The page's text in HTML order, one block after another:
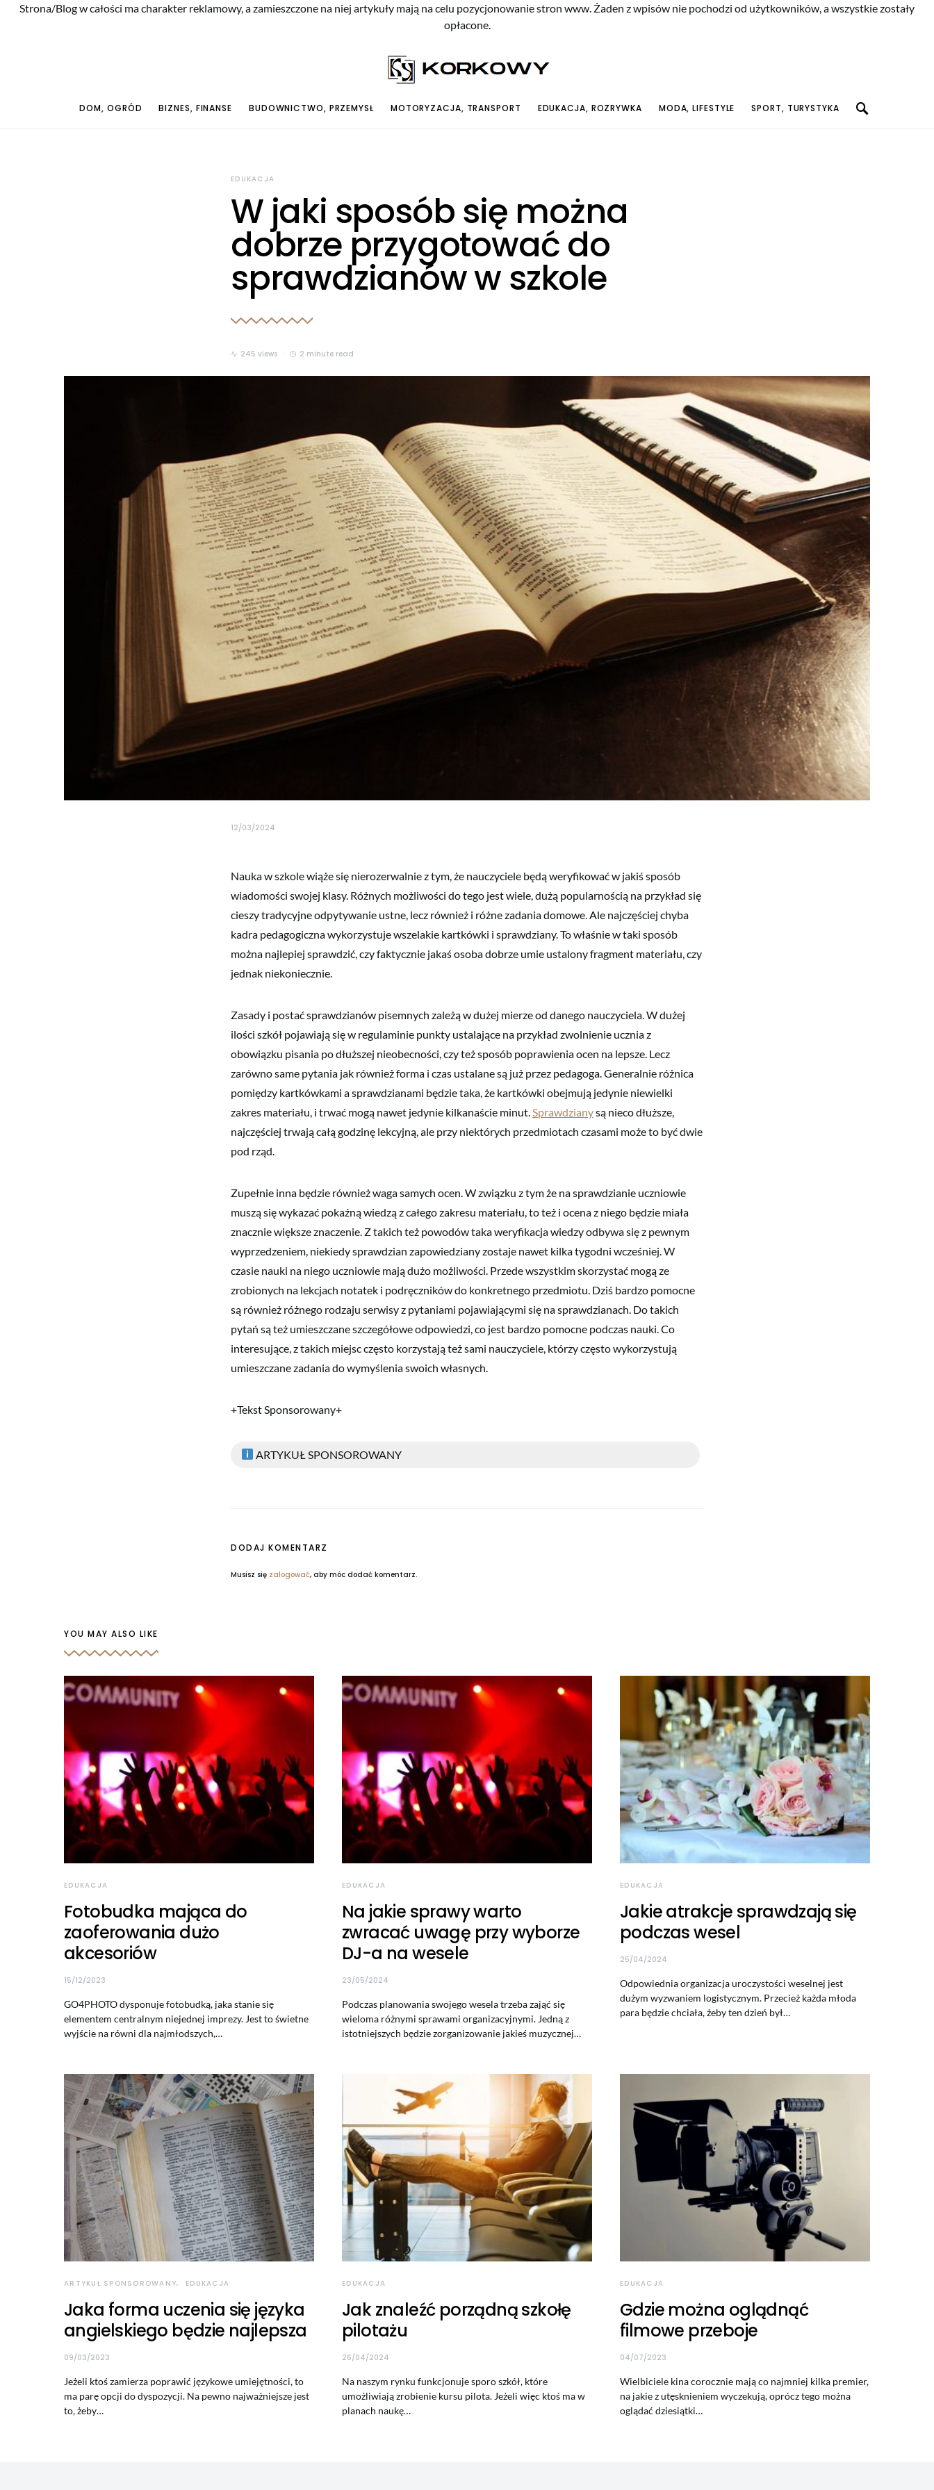
Strona/Blog w całości ma charakter reklamowy, a zamieszczone na niej artykuły mają na celu pozycjonowanie stron www. Żaden z wpisów nie pochodzi od użytkowników, a wszystkie zostały
opłacone.
DOM, OGRÓD BIZNES, FINANSE BUDOWNICTWO, PRZEMYSŁ MOTORYZACJA, TRANSPORT EDUKACJA, ROZRYWKA MODA, LIFESTYLE SPORT, TURYSTYKA
EDUKACJA
W jaki sposób się można
dobrze przygotować do
sprawdzianów w szkole
245 views 2 minute read
12/03/2024
Nauka w szkole wiąże się nierozerwalnie z tym, że nauczyciele będą weryfikować w jakiś sposób
wiadomości swojej klasy. Różnych możliwości do tego jest wiele, dużą popularnością na przykład się
cieszy tradycyjne odpytywanie ustne, lecz również i różne zadania domowe. Ale najczęściej chyba
kadra pedagogiczna wykorzystuje wszelakie kartkówki i sprawdziany. To właśnie w taki sposób
można najlepiej sprawdzić, czy faktycznie jakaś osoba dobrze umie ustalony fragment materiału, czy
jednak niekoniecznie.
Zasady i postać sprawdzianów pisemnych zależą w dużej mierze od danego nauczyciela. W dużej
ilości szkół pojawiają się w regulaminie punkty ustalające na przykład zwolnienie ucznia z
obowiązku pisania po dłuższej nieobecności, czy też sposób poprawienia ocen na lepsze. Lecz
zarówno same pytania jak również forma i czas ustalane są już przez pedagoga. Generalnie różnica
pomiędzy kartkówkami a sprawdzianami będzie taka, że kartkówki obejmują jedynie niewielki
zakres materiału, i trwać mogą nawet jedynie kilkanaście minut. Sprawdzianysą nieco dłuższe,
najczęściej trwają całą godzinę lekcyjną, ale przy niektórych przedmiotach czasami może to być dwie
pod rząd.
Zupełnie inna będzie również waga samych ocen. W związku z tym że na sprawdzianie uczniowie
muszą się wykazać pokaźną wiedzą z całego zakresu materiału, to też i ocena z niego będzie miała
znacznie większe znaczenie. Z takich też powodów taka weryfikacja wiedzy odbywa się z pewnym
wyprzedzeniem, niekiedy sprawdzian zapowiedziany zostaje nawet kilka tygodni wcześniej. W
czasie nauki na niego uczniowie mają dużo możliwości. Przede wszystkim skorzystać mogą ze
zrobionych na lekcjach notatek i podręczników do konkretnego przedmiotu. Dziś bardzo pomocne
są również różnego rodzaju serwisy z pytaniami pojawiającymi się na sprawdzianach. Do takich
pytań są też umieszczane szczegółowe odpowiedzi, co jest bardzo pomocne podczas nauki. Co
interesujące, z takich miejsc często korzystają też sami nauczyciele, którzy często wykorzystują
umieszczane zadania do wymyślenia swoich własnych.
+Tekst Sponsorowany+
ARTYKUŁ SPONSOROWANY
DODAJ KOMENTARZ
Musisz się zalogować, aby móc dodać komentarz.
YOU MAY ALSO LIKE
EDUKACJA
Fotobudka mająca do
zaoferowania dużo
akcesoriów
15/12/2023
GO4PHOTO dysponuje fotobudką, jaka stanie się
elementem centralnym niejednej imprezy. Jest to świetne
wyjście na równi dla najmłodszych,…
EDUKACJA
Na jakie sprawy warto
zwracać uwagę przy wyborze
DJ-a na wesele
23/05/2024
Podczas planowania swojego wesela trzeba zająć się
wieloma różnymi sprawami organizacyjnymi. Jedną z
istotniejszych będzie zorganizowanie jakieś muzycznej…
EDUKACJA
Jakie atrakcje sprawdzają się
podczas wesel
25/04/2024
Odpowiednia organizacja uroczystości weselnej jest
dużym wyzwaniem logistycznym. Przecież każda młoda
para będzie chciała, żeby ten dzień był…
ARTYKUŁ SPONSOROWANY EDUKACJA
Jaka forma uczenia się języka
angielskiego będzie najlepsza
09/03/2023
Jeżeli ktoś zamierza poprawić językowe umiejętności, to
ma parę opcji do dyspozycji. Na pewno najważniejsze jest
to, żeby…
EDUKACJA
Jak znaleźć porządną szkołę
pilotażu
26/04/2024
Na naszym rynku funkcjonuje sporo szkół, które
umożliwiają zrobienie kursu pilota. Jeżeli więc ktoś ma w
planach naukę…
EDUKACJA
Gdzie można oglądnąć
filmowe przeboje
04/07/2023
Wielbiciele kina corocznie mają co najmniej kilka premier,
na jakie z utęsknieniem wyczekują, oprócz tego można
oglądać dziesiątki…